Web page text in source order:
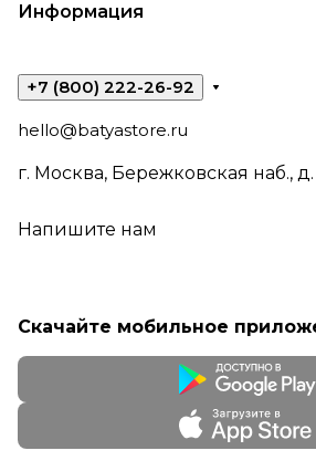
Информация
+7 (800) 222-26-92
hello@batyastore.ru
г. Москва, Бережковская наб.,
Напишите нам
Скачайте мобильное